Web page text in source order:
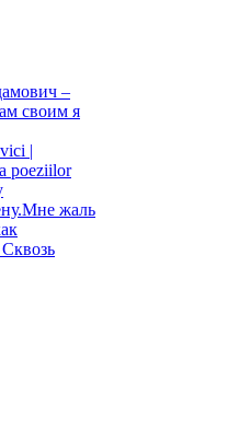
|
poeziilor
жаль